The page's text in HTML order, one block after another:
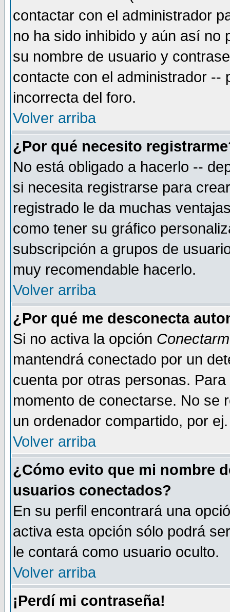
contactar con el administrador
no ha sido inhibido y aún así
su nombre de usuario y
contacte con el administrador --
incorrecta del foro.
Volver arriba
¿Por qué necesito
No está obligado a hacerlo --
si necesita registrarse para
registrado le da muchas
como tener su gráfico
subscripción a grupos de
muy recomendable hacerlo.
Volver arriba
¿Por qué me desconecta
Si no activa la opción
mantendrá conectado por un
cuenta por otras personas.
momento de conectarse. No se
un ordenador compartido, por
Volver arriba
¿Cómo evito que mi nombre
usuarios conectados?
En su perfil encontrará una
activa esta opción sólo podrá
le contará como usuario oculto.
Volver arriba
¡Perdí mi contraseña!